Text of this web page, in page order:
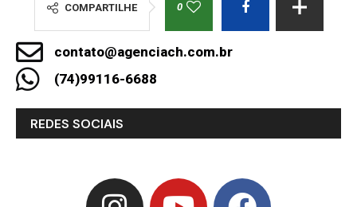
COMPARTILHE 0
contato@agenciach.com.br
(74)99116-6688
REDES SOCIAIS